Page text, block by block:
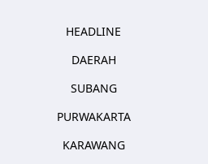
HEADLINE
DAERAH
SUBANG
PURWAKARTA
KARAWANG